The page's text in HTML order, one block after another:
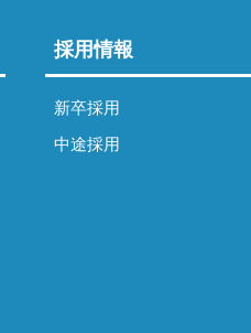
採用情報
新卒採用
中途採用